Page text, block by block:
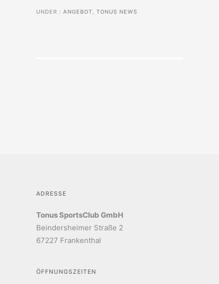
UNDER : ANGEBOT, TONUS NEWS
ADRESSE
Tonus SportsClub GmbH
Beindersheimer Straße 2
67227 Frankenthal
ÖFFNUNGSZEITEN